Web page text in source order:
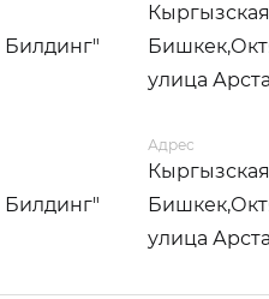
Билдинг"
улица
Билдинг"
Адрес
улица